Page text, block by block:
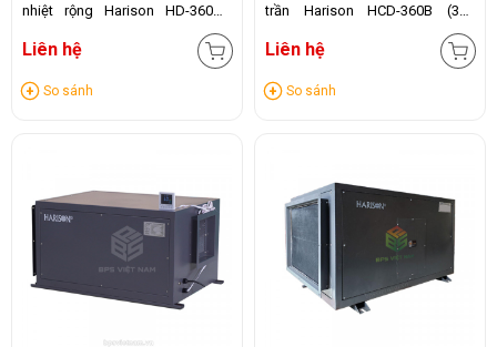
nhiệt rộng Harison HD-360DR
Liên hệ
So sánh
trần Harison HCD-360B (360
Liên hệ
So sánh